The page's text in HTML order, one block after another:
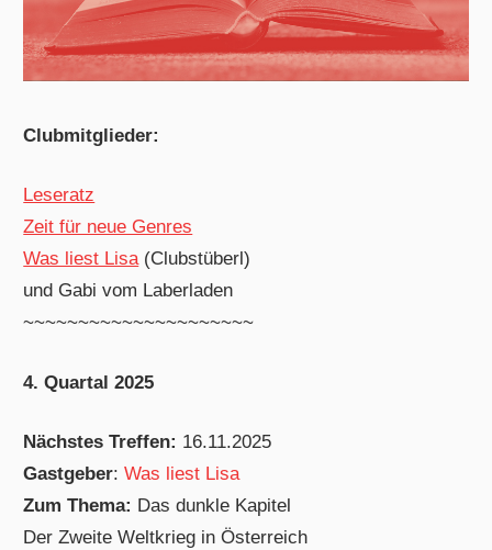
Clubmitglieder:
Leseratz
Zeit für neue Genres
Was liest Lisa(Clubstüberl)
und Gabi vom Laberladen
~~~~~~~~~~~~~~~~~~~~~
4. Quartal 2025
Nächstes Treffen: 16.11.2025
Gastgeber:Was liest Lisa
Zum Thema: Das dunkle Kapitel
Der Zweite Weltkrieg in Österreich